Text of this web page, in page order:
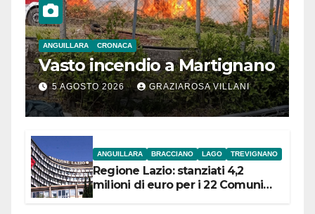
ANGUILLARA CRONACA
Vasto incendio a Martignano
5 AGOSTO 2026 GRAZIAROSA VILLANI
ANGUILLARA BRACCIANO LAGO TREVIGNANO
Regione Lazio: stanziati 4,2
milioni di euro per i 22 Comuni